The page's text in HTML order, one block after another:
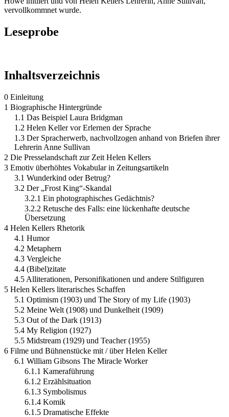
vervollkommnet wurde.
Leseprobe
Inhaltsverzeichnis
0 Einleitung
1 Biographische Hintergründe
1.1 Das Beispiel Laura Bridgman
1.2 Helen Keller vor Erlernen der Sprache
1.3 Der Spracherwerb, nachvollzogen anhand von Briefen ihrer
Lehrerin Anne Sullivan
2 Die Presselandschaft zur Zeit Helen Kellers
3 Emotiv überhöhtes Vokabular in Zeitungsartikeln
3.1 Wunderkind oder Betrug?
3.2 Der „Frost King“-Skandal
3.2.1 Ein photographisches Gedächtnis?
3.2.2 Retusche des Falls: eine lückenhafte deutsche
Übersetzung
4 Helen Kellers Rhetorik
4.1 Humor
4.2 Metaphern
4.3 Vergleiche
4.4 (Bibel)zitate
4.5 Alliterationen, Personifikationen und andere Stilfiguren
5 Helen Kellers literarisches Schaffen
5.1 Optimism (1903) und The Story of my Life (1903)
5.2 Meine Welt (1908) und Dunkelheit (1909)
5.3 Out of the Dark (1913)
5.4 My Religion (1927)
5.5 Midstream (1929) und Teacher (1955)
6 Filme und Bühnenstücke mit / über Helen Keller
6.1 William Gibsons The Miracle Worker
6.1.1 Kameraführung
6.1.2 Erzählsituation
6.1.3 Symbolismus
6.1.4 Komik
6.1.5 Dramatische Effekte